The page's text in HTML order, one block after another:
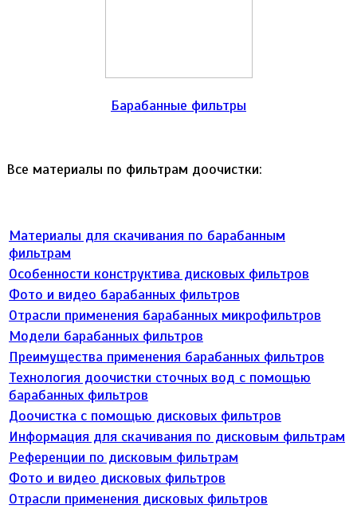
Барабанные фильтры
Все материалы по фильтрам доочистки:
Материалы для скачивания по барабанным
фильтрам
Особенности конструктива дисковых фильтров
Фото и видео барабанных фильтров
Отрасли применения барабанных микрофильтров
Модели барабанных фильтров
Преимущества применения барабанных фильтров
Технология доочистки сточных вод с помощью
барабанных фильтров
Доочистка с помощью дисковых фильтров
Информация для скачивания по дисковым фильтрам
Референции по дисковым фильтрам
Фото и видео дисковых фильтров
Отрасли применения дисковых фильтров